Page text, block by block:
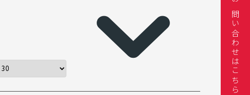
お問い合わせはこちら